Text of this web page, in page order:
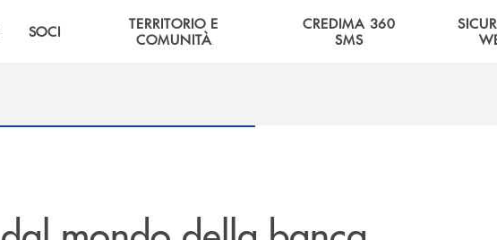
SOCI
TERRITORIO E
COMUNITÀ
CREDIMA 360
SMS